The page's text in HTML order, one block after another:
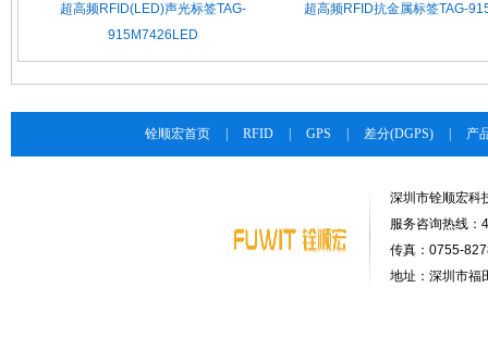
超高频RFID(LED)声光标签TAG-
915M7426LED
超高频RFID抗金属标签TAG-
铨顺宏首页 RFID GPS 差分(DGPS) 产
深圳市铨顺宏科
服务咨询热线
传真：0755-
地址：深圳市福